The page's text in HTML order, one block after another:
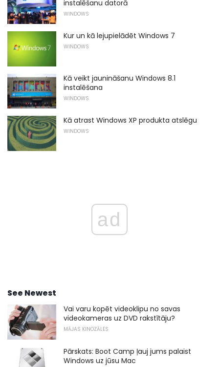
instalēšanu datorā
WINDOWS
Kur un kā lejupielādēt Windows 7
WINDOWS
Kā veikt jaunināšanu Windows 8.1
instalēšana
WINDOWS
Kā atrast Windows XP produkta atslēgu
WINDOWS
ad
See Newest
Vai varu kopēt videoklipu no savas
videokameras uz DVD rakstītāju?
MĀJAS KINOZĀLES
Pārskats: Boot Camp ļauj jums palaist
Windows uz jūsu Mac